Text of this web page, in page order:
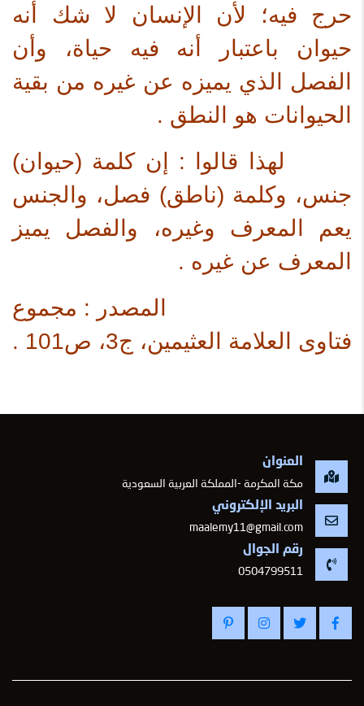
حرج فيه؛ لأن الإنسان لا شك أنه
حيوان باعتبار أنه فيه حياة، وأن
الفصل الذي يميزه عن غيره من بقية
الحيوانات هو النطق .
لهذا قالوا : إن كلمة (حيوان)
جنس، وكلمة (ناطق) فصل، والجنس
يعم المعرف وغيره، والفصل يميز
المعرف عن غيره .
المصدر : مجموع
فتاوى العلامة العثيمين، ج3، ص101 .
العنوان
مكة المكرمة -المملكة العربية السعودية
البريد الإلكتروني
maalemy11@gmail.com
رقم الجوال
0504799511
-